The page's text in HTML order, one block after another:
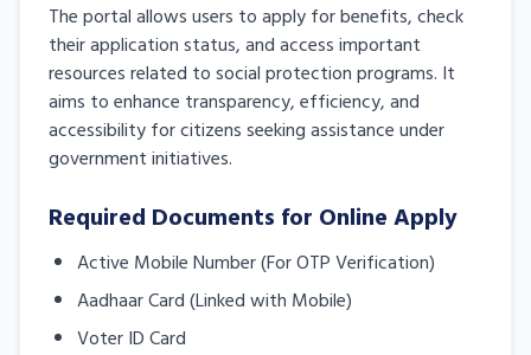
The portal allows users to apply for benefits, check
their application status, and access important
resources related to social protection programs. It
aims to enhance transparency, efficiency, and
accessibility for citizens seeking assistance under
government initiatives.
Required Documents for Online Apply
Active Mobile Number (For OTP Verification)
Aadhaar Card (Linked with Mobile)
Voter ID Card